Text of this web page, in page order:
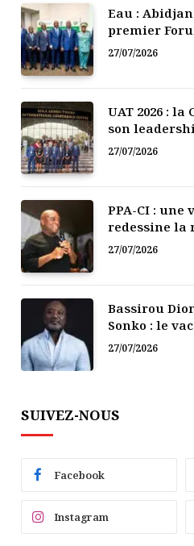
Eau :
premier
l’Afrique de
27/07/2026
UAT 2026 :
son
Afrique
27/07/2026
PPA-CI : une
redessine la
politique
27/07/2026
Bassirou
Sonko : le
doit pas
Fraternité
27/07/2026
SUIVEZ-NOUS
Facebook
Instagram